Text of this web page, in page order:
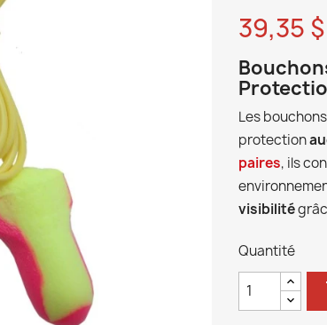
39,35 $
Les
protection
paires, ils
visibilité
Quantité